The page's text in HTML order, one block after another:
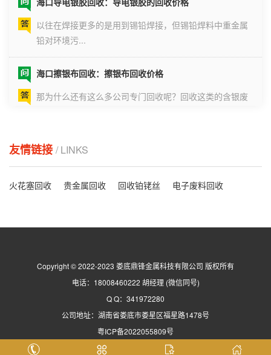
铅对环境污...
料，其实就...
比如说从我们贵金属回收公司眼里看到的晶圆废料，第一
大家知道铑粉回收废料提纯方法有哪些吗？怎样可以获得
海口影响催化剂寿命的因素？
影响催化剂寿命主要有三个方面的因素：1.钯碳催化剂磨
损流失问...
海口你知道钯触媒的作用与用途吗？
友情链接 / LINKS
火花塞回收 贵金属回收 回收铂铑丝 电子废料回收
Copyright © 2022-2023 娄底鼎锋金属科技有限公司 版权所有
电话：18008460222 胡经理 (微信同号)
Q Q：341972280
公司地址：湖南省娄底市娄星区福星路1478号
粤ICP备2022055809号